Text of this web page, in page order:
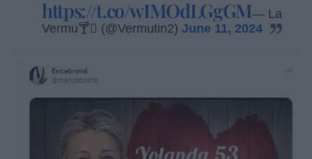
https://t.co/wIMOdLGgGM— La
Vermu🍸 (@Vermutin2) June 11, 2024